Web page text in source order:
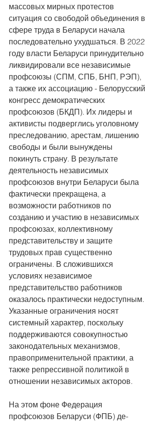
массовых мирных протестов
ситуация со свободой объединения в
сфере труда в Беларуси начала
последовательно ухудшаться. В 2022
году власти Беларуси принудительно
ликвидировали все независимые
профсоюзы (СПМ, СПБ, БНП, РЭП),
а также их ассоциацию - Белорусский
конгресс демократических
профсоюзов (БКДП). Их лидеры и
активисты подверглись уголовному
преследованию, арестам, лишению
свободы и были вынуждены
покинуть страну. В результате
деятельность независимых
профсоюзов внутри Беларуси была
фактически прекращена, а
возможности работников по
созданию и участию в независимых
профсоюзах, коллективному
представительству и защите
трудовых прав существенно
ограничены. В сложившихся
условиях независимое
представительство работников
оказалось практически недоступным.
Указанные ограничения носят
системный характер, поскольку
поддерживаются совокупностью
законодательных механизмов,
правоприменительной практики, а
также репрессивной политикой в
отношении независимых акторов.
На этом фоне Федерация
профсоюзов Беларуси (ФПБ) де-